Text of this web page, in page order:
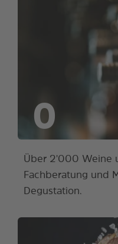
0
Über 2'000 Weine
Fachberatung und
Degustation.